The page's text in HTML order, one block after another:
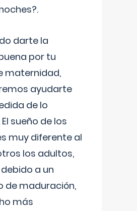
darte la
por tu
maternidad,
ayudarte
de lo
sueño de los
muy diferente al
los adultos,
a un
de maduración,
más